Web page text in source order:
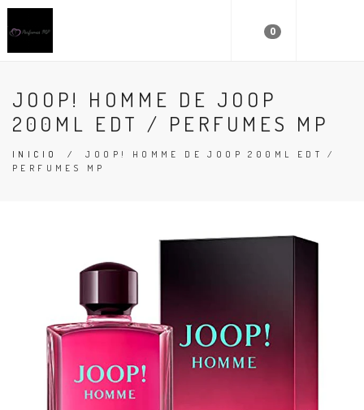
0
JOOP! HOMME DE JOOP
200ML EDT / PERFUMES MP
INICIO /JOOP! HOMME DE JOOP 200ML EDT /
PERFUMES MP